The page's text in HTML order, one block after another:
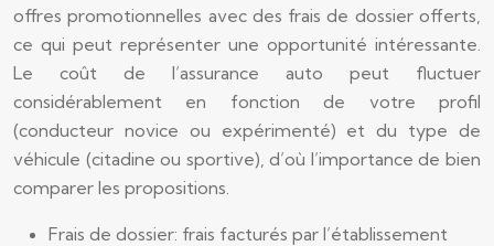
offres promotionnelles avec des frais de dossier offerts,
ce qui peut représenter une opportunité intéressante.
Le coût de l’assurance auto peut fluctuer
considérablement en fonction de votre profil
(conducteur novice ou expérimenté) et du type de
véhicule (citadine ou sportive), d’où l’importance de bien
comparer les propositions.
Frais de dossier: frais facturés par l’établissement